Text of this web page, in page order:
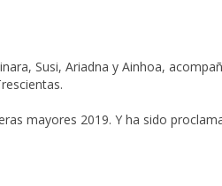
Susi, Ariadna y Ainhoa,
.
mayores 2019. Y ha sido